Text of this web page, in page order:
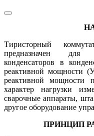
Тиристорный
предназначен для
конденсаторов в
реактивной мощности
реактивной мощности
характер нагрузки
сварочные аппараты,
другое оборудование
ПРИНЦИП